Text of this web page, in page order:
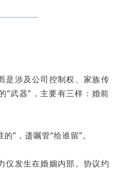
是涉及公司控制权、家族传
“武器”，主要有三样：婚前
”，遗嘱管“给谁留”。
仅发生在婚姻内部。协议约